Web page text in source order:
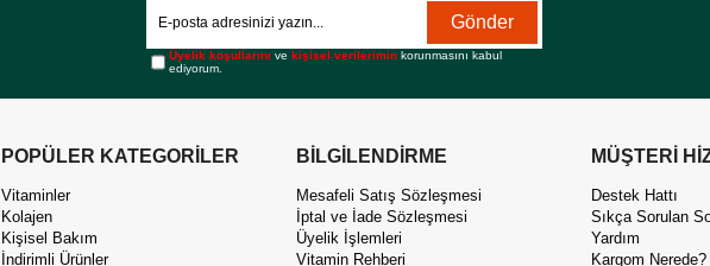
Gönder
Üyelik koşullarını vekişisel verilerimin korunmasını kabul
ediyorum.
POPÜLER KATEGORİLER
Vitaminler
Kolajen
Kişisel Bakım
İndirimli Ürünler
BİLGİLENDİRME
Mesafeli Satış Sözleşmesi
İptal ve İade Sözleşmesi
Üyelik İşlemleri
Vitamin Rehberi
MÜŞTERİ
Destek Hattı
Sıkça Sorulan
Yardım
Kargom Nerede?